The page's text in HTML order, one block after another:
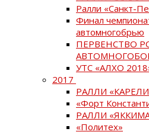
Ралли «Санкт-
Финал
автомногобрью
ПЕРВЕНСТВО
УТС «АЛХО
2017
РАЛЛИ
«Форт
РАЛЛИ
«Политех»